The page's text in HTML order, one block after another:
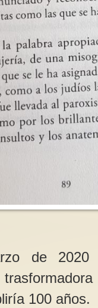
de 2020
100 años.
hechos…no
el amanecer, el
libertad”,”(La